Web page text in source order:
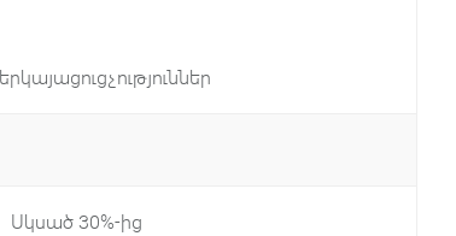
Սկսած 30%-ից